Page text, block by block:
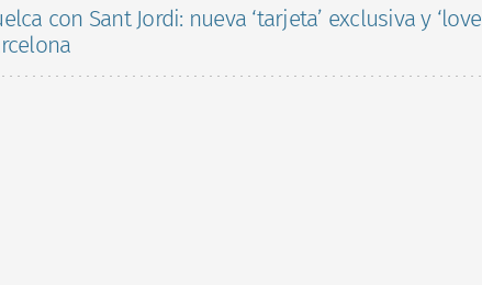
con Sant Jordi: nueva ‘tarjeta’ exclusiva y ‘love